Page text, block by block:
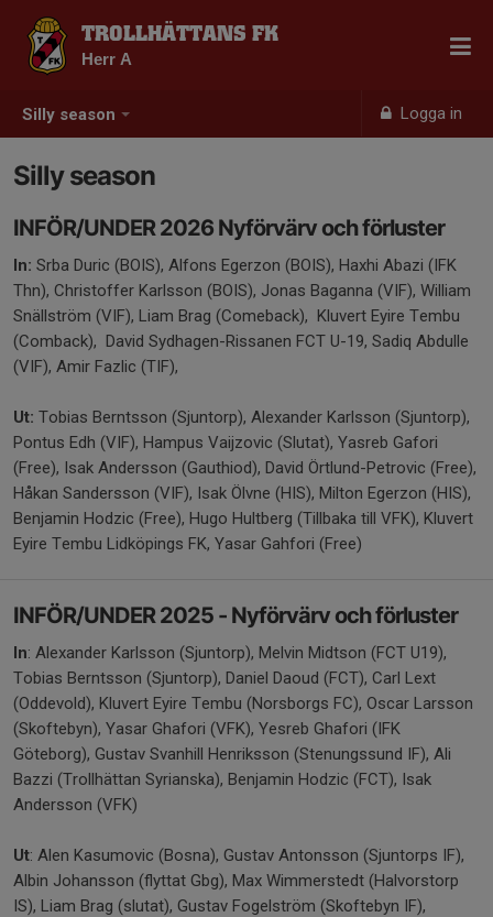
Silly season Logga in
TROLLHÄTTANS FK
Herr A
Silly season
INFÖR/UNDER 2026 Nyförvärv och förluster
In: Srba Duric (BOIS), Alfons Egerzon (BOIS), Haxhi Abazi (IFK
Thn), Christoffer Karlsson (BOIS), Jonas Baganna (VIF), William
Snällström (VIF), Liam Brag (Comeback), Kluvert Eyire Tembu
(Comback), David Sydhagen-Rissanen FCT U-19, Sadiq Abdulle
(VIF), Amir Fazlic (TIF),
Ut: Tobias Berntsson (Sjuntorp), Alexander Karlsson (Sjuntorp),
Pontus Edh (VIF), Hampus Vaijzovic (Slutat), Yasreb Gafori
(Free), Isak Andersson (Gauthiod), David Örtlund-Petrovic (Free),
Håkan Sandersson (VIF), Isak Ölvne (HIS), Milton Egerzon (HIS),
Benjamin Hodzic (Free), Hugo Hultberg (Tillbaka till VFK), Kluvert
Eyire Tembu Lidköpings FK, Yasar Gahfori (Free)
INFÖR/UNDER 2025 - Nyförvärv och förluster
In: Alexander Karlsson (Sjuntorp), Melvin Midtson (FCT U19),
Tobias Berntsson (Sjuntorp), Daniel Daoud (FCT), Carl Lext
(Oddevold), Kluvert Eyire Tembu (Norsborgs FC), Oscar Larsson
(Skoftebyn), Yasar Ghafori (VFK), Yesreb Ghafori (IFK
Göteborg), Gustav Svanhill Henriksson (Stenungssund IF), Ali
Bazzi (Trollhättan Syrianska), Benjamin Hodzic (FCT), Isak
Andersson (VFK)
Ut: Alen Kasumovic (Bosna), Gustav Antonsson (Sjuntorps IF),
Albin Johansson (flyttat Gbg), Max Wimmerstedt (Halvorstorp
IS), Liam Brag (slutat), Gustav Fogelström (Skoftebyn IF),